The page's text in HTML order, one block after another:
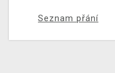
Seznam přání